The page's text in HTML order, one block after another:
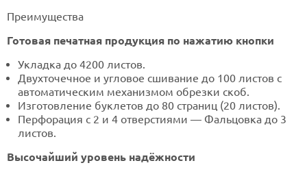
Преимущества
Готовая печатная продукция по нажатию кнопки
Укладка до 4200 листов.
Двухточечное и угловое сшивание до 100 листов с
автоматическим механизмом обрезки скоб.
Изготовление буклетов до 80 страниц (20 листов).
Перфорация с 2 и 4 отверстиями — Фальцовка до 3
листов.
Высочайший уровень надёжности